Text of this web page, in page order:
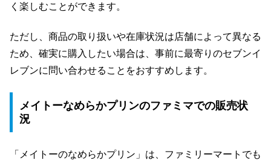
く楽しむことができます。
ただし、商品の取り扱いや在庫状況は店舗によって異なる
ため、確実に購入したい場合は、事前に最寄りのセブンイ
レブンに問い合わせることをおすすめします。
メイトーなめらかプリンのファミマでの販売状
況
「メイトーのなめらかプリン」は、ファミリーマートでも